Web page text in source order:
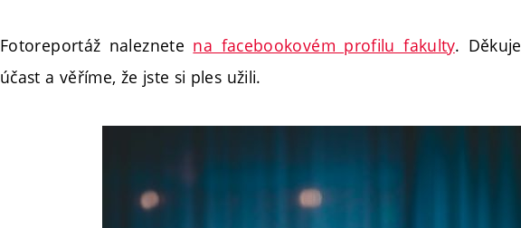
Fotoreportáž naleznete na facebookovém profilu fakulty.
účast a věříme, že jste si ples užili.